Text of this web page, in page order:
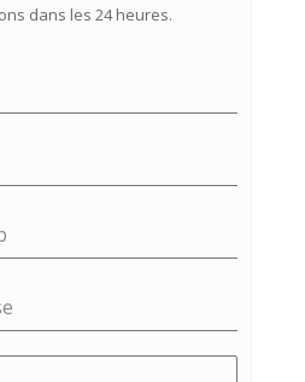
dans les 24 heures.